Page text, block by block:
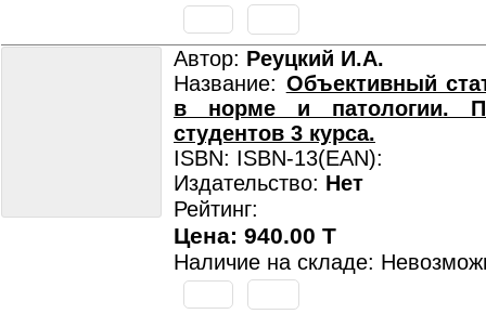
Автор: Реуцкий И.А.
Название: Объективный
в норме и патологии.
студентов 3 курса.
ISBN: ISBN-13(EAN):
Издательство: Нет
Рейтинг:
Цена: 940.00 T
Наличие на складе: